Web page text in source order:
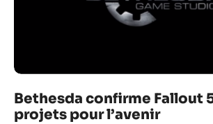
Bethesda confirme Fallout
projets pour l’avenir